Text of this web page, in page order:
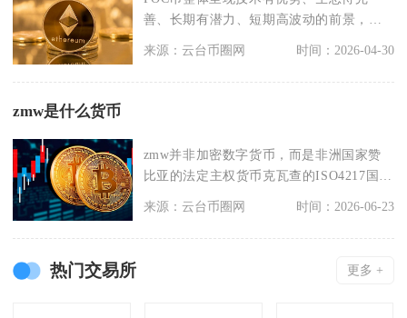
善、长期有潜力、短期高波动的前景，在
来源：云台币圈网 时间：2026-04-30
zmw是什么货币
zmw并非加密数字货币，而是非洲国家赞
比亚的法定主权货币克瓦查的ISO4217国际
来源：云台币圈网 时间：2026-06-23
热门交易所 更多 +